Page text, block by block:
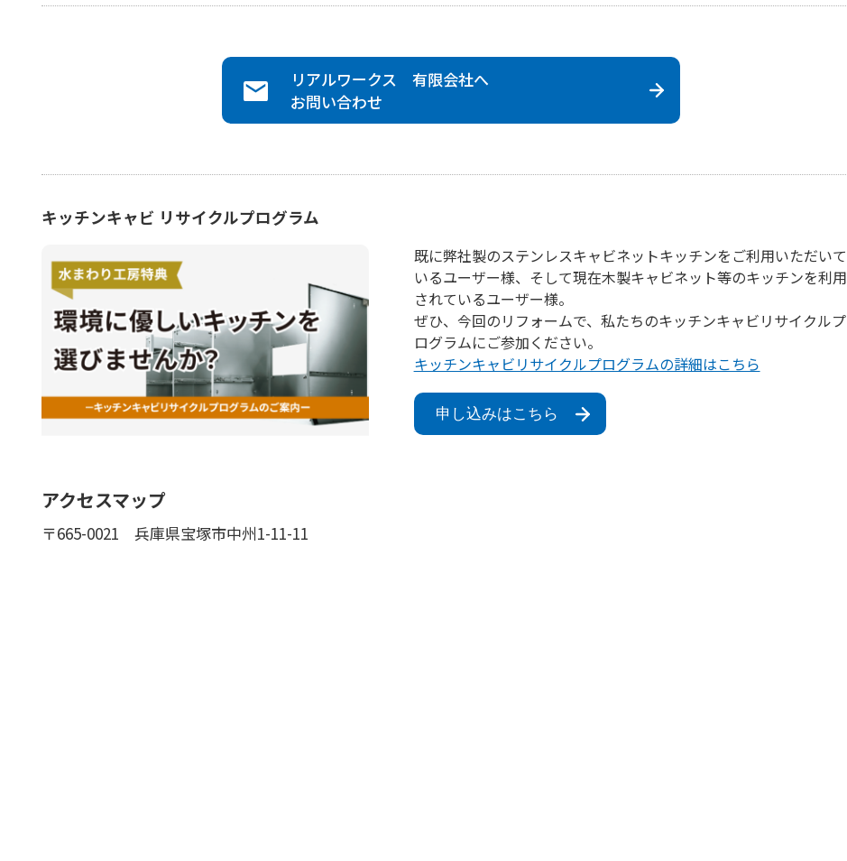
リアルワークス 有限会社へ
お問い合わせ
キッチンキャビ リサイクルプログラム
既に弊社製のステンレスキャビネットキッチンをご利用いただいて
いるユーザー様、そして現在木製キャビネット等のキッチンを利用
されているユーザー様。
ぜひ、今回のリフォームで、私たちのキッチンキャビリサイクルプ
ログラムにご参加ください。
キッチンキャビリサイクルプログラムの詳細はこちら
申し込みはこちら
アクセスマップ
〒665-0021 兵庫県宝塚市中州1-11-11